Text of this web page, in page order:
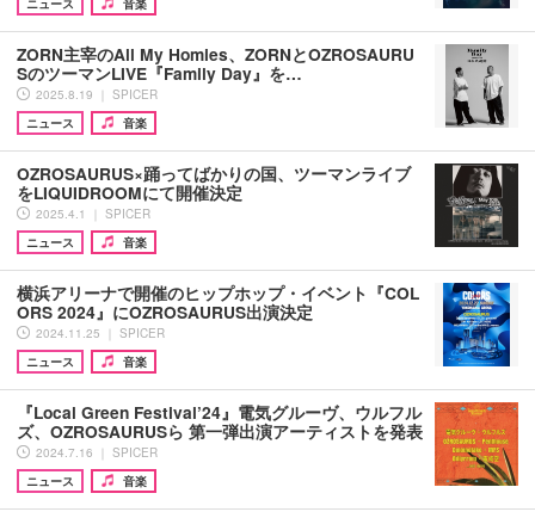
ニュース
音楽
ZORN主宰のAll My Homies、ZORNとOZROSAURU
SのツーマンLIVE『Family Day』を…
2025.8.19 ｜ SPICER
ニュース
音楽
OZROSAURUS×踊ってばかりの国、ツーマンライブ
をLIQUIDROOMにて開催決定
2025.4.1 ｜ SPICER
ニュース
音楽
横浜アリーナで開催のヒップホップ・イベント『COL
ORS 2024』にOZROSAURUS出演決定
2024.11.25 ｜ SPICER
ニュース
音楽
『Local Green Festival’24』電気グルーヴ、ウルフル
ズ、OZROSAURUSら 第一弾出演アーティストを発表
2024.7.16 ｜ SPICER
ニュース
音楽